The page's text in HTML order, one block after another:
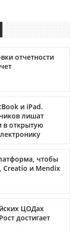
отчетности
и iPad.
лишат
в открытую
чтобы
Creatio и Mendix
ЦОДах
достигает